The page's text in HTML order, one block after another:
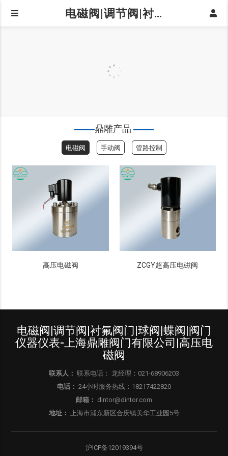
电磁阀|调节阀|衬氟阀门|球阀|蝶阀|阀门仪器仪表-上海鼎雕阀门有限公司|高压电磁阀
鼎雕产品
电磁阀 手动阀 管路控制
高压电磁阀 ZCGY超高压电磁阀
电磁阀|调节阀|衬氟阀门|球阀|蝶阀|阀门
仪器仪表-上海鼎雕阀门有限公司|高压电
磁阀
联系人： 联系电话： 龙经理：021-68906203
电话： 24小时服务热线：18217422820
邮箱： dintor@dintor.com
地址：
上海市浦东新区合庆镇美华工业园5号
沪ICP备12019394号